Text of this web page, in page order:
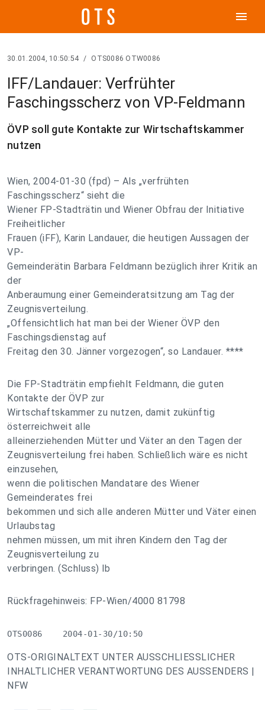
menu
30.01.2004, 10:50:54 / OTS0086 OTW0086
IFF/Landauer: Verfrühter
Faschingsscherz von VP-Feldmann
ÖVP soll gute Kontakte zur Wirtschaftskammer
nutzen
Wien, 2004-01-30 (fpd) – Als „verfrühten
Faschingsscherz“ sieht die
Wiener FP-Stadträtin und Wiener Obfrau der Initiative
Freiheitlicher
Frauen (iFF), Karin Landauer, die heutigen Aussagen der
VP-
Gemeinderätin Barbara Feldmann bezüglich ihrer Kritik an
der
Anberaumung einer Gemeinderatsitzung am Tag der
Zeugnisverteilung.
„Offensichtlich hat man bei der Wiener ÖVP den
Faschingsdienstag auf
Freitag den 30. Jänner vorgezogen“, so Landauer. ****
Die FP-Stadträtin empfiehlt Feldmann, die guten
Kontakte der ÖVP zur
Wirtschaftskammer zu nutzen, damit zukünftig
österreichweit alle
alleinerziehenden Mütter und Väter an den Tagen der
Zeugnisverteilung frei haben. Schließlich wäre es nicht
einzusehen,
wenn die politischen Mandatare des Wiener
Gemeinderates frei
bekommen und sich alle anderen Mütter und Väter einen
Urlaubstag
nehmen müssen, um mit ihren Kindern den Tag der
Zeugnisverteilung zu
verbringen. (Schluss) lb
Rückfragehinweis: FP-Wien/4000 81798
OTS0086    2004-01-30/10:50
OTS-ORIGINALTEXT UNTER AUSSCHLIESSLICHER
INHALTLICHER VERANTWORTUNG DES AUSSENDERS |
NFW